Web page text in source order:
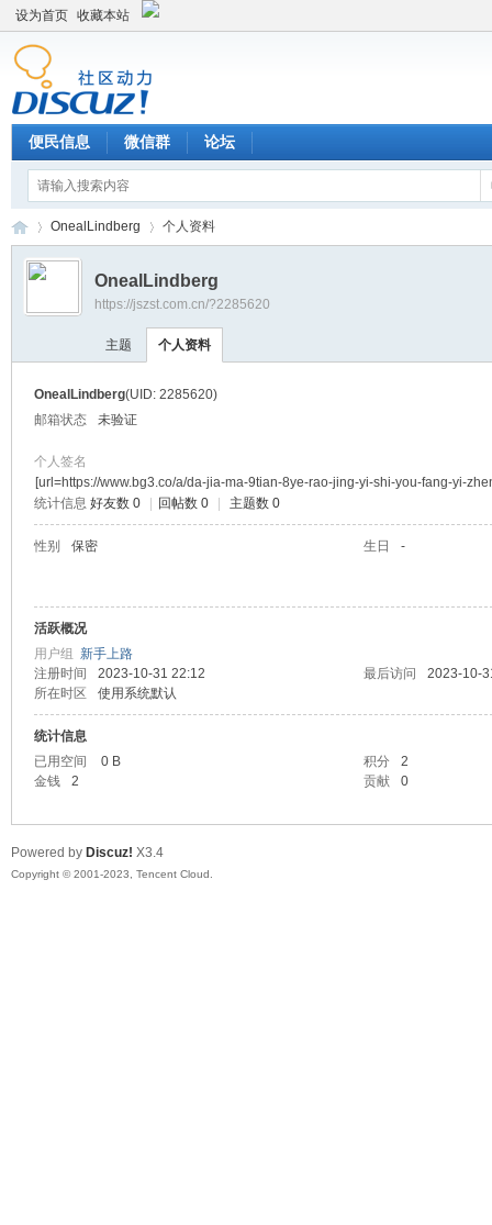
设为首页 收藏本站
便民信息 微信群 论坛
›
OnealLindberg 个人资料
OnealLindberg
https://jszst.com.cn/?2285620
主题 个人资料
OnealLindberg(UID: 2285620)
邮箱状态
未验证
个人签名
[url=https://www.bg3.co/a/da-jia-ma-9tian-8ye-rao-jing-yi-shi-you-fang-yi-
统计信息 好友数 0 回帖数 0 主题数 0
性别 保密 生日 -
活跃概况
用户组 新手上路
注册时间
2023-10-31 22:12 最后访问
2023-10-
所在时区
使用系统默认
统计信息
已用空间
0 B 积分
2
金钱
2 贡献 0
Powered by Discuz! X3.4
Copyright © 2001-2023, Tencent Cloud.